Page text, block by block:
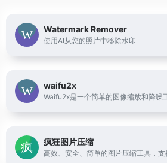
Watermark Remover
使用AI从您的照片中移除水印
waifu2x
疯狂图片压缩